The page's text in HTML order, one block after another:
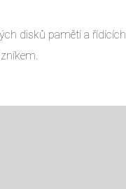
disků pamětí a řídících